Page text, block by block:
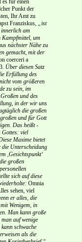
es für einen
Punkt der
Ihr Amt zu
Franziskus, „ist
am
Kampfmittel, um
nächster Nähe zu
gemacht, mit der
coerceri a
Über diesen Satz
Erfüllung des
vom größeren
zu sein, im
und des
in der wir uns
die großen
und für Gott
Das heißt -
Gottes: viel
Maxime bietet
Unterscheidung
,Gesichtspunkt‘
großen
sich auf diese
Omnia
sehen, viel
er alles, die
Wenigem, in
Man kann große
auf wenige
schwache
als die